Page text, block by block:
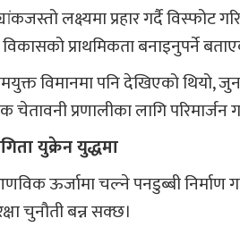
लक्ष्यमा प्रहार गर्दै
प्राथमिकता बनाइनुपर्ने
विमानमा पनि देखिएको
चेतावनी प्रणालीका लागि परिमार्जन
युक्रेन युद्धमा
ऊर्जामा चल्ने पनडुब्बी निर्माण
चुनौती बन्न सक्छ।